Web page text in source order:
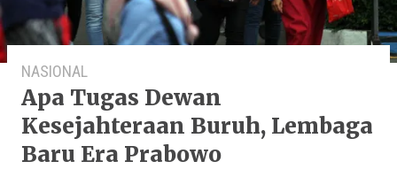
NASIONAL
Apa Tugas Dewan
Kesejahteraan Buruh, Lembaga
Baru Era Prabowo